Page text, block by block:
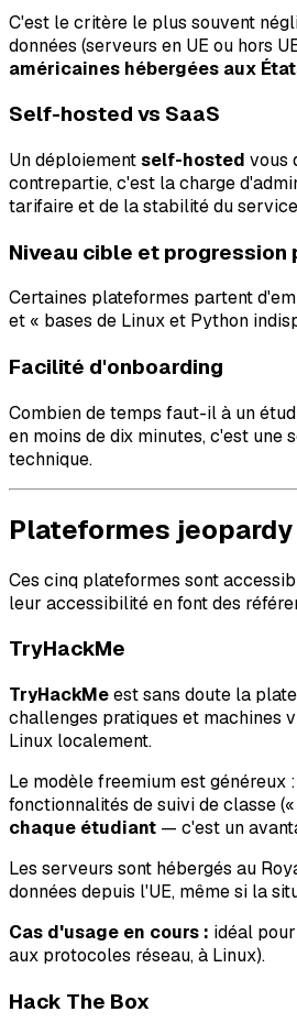
C'est le critère le plus souvent
données (serveurs en UE ou hors
américaines hébergées aux
Self-hosted vs SaaS
Un déploiementself-hosted vous
contrepartie, c'est la charge
tarifaire et de la stabilité du
Niveau cible et progression
Certaines plateformes partent
et « bases de Linux et Python
Facilité d'onboarding
Combien de temps faut-il à un
en moins de dix minutes, c'est une
technique.
Plateformes
Ces cinq plateformes sont
leur accessibilité en font des
TryHackMe
TryHackMeest sans doute la
challenges pratiques et machines
Linux localement.
Le modèle freemium est généreux
fonctionnalités de suivi de classe
chaque étudiant — c'est un
Les serveurs sont hébergés au
données depuis l'UE, même si la
Cas d'usage en cours : idéal
aux protocoles réseau, à Linux).
Hack The Box